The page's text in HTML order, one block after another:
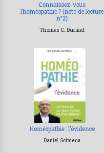
Connaissez-vous
l’homéopathie ? (note de lecture
n°2)
Thomas C. Durand
Homéopathie : l’évidence
Daniel Scimeca